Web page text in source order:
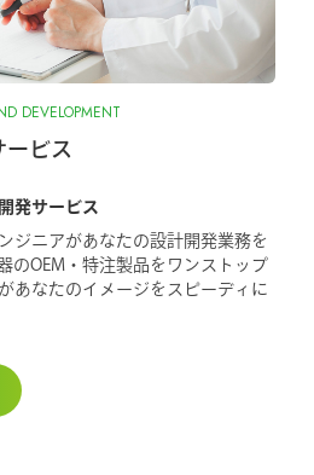
DEVELOPMENT
ビス
発サービス
ジニアがあなたの設計開発業務を
のOEM・特注製品をワンストップ
あなたのイメージをスピーディに